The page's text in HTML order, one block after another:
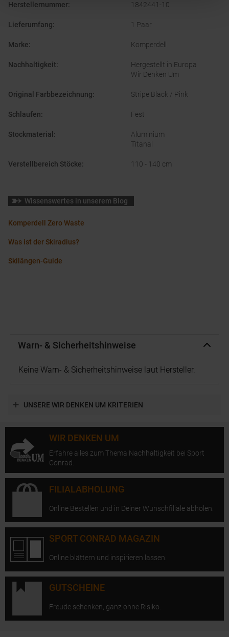
Herstellernummer: 1842441-10
Lieferumfang: 1 Paar
Marke: Komperdell
Nachhaltigkeit:
Hergestellt in Europa
Wir Denken Um
Original Farbbezeichnung: Stripe Black / Pink
Schlaufen: Fest
Stockmaterial :
Aluminium
Titanal
Verstellbereich Stöcke: 110 - 140 cm
Wissenswertes in unserem Blog
Komperdell Zero Waste
Was ist der Skiradius?
Skilängen-Guide
Warn- & Sicherheitshinweise
Keine Warn- & Sicherheitshinweise laut Hersteller.
UNSERE WIR DENKEN UM KRITERIEN
WIR DENKEN UM
Erfahre alles zum Thema Nachhaltigkeit bei Sport
Conrad.
FILIALABHOLUNG
Online Bestellen und in Deiner Wunschfiliale abholen.
SPORT CONRAD MAGAZIN
Online blättern und inspirieren lassen.
GUTSCHEINE
Freude schenken, ganz ohne Risiko.